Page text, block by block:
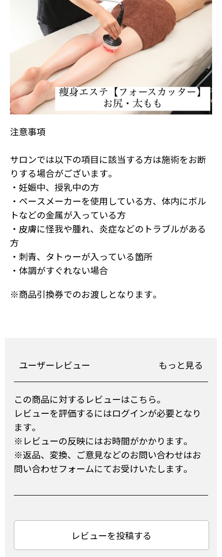
注意事項
サロンでは以下の項目に該当する方は施術をお断
りする場合がございます。
・妊娠中、授乳中の方
・ペースメーカーを使用している方、体内にボル
トなどの金属が入っている方
・皮膚に怪我や腫れ、炎症などのトラブルがある
方
・刺青、タトゥーが入っている箇所
・体調がすぐれない場合
※商品引換券でのお渡しとなります。
ユーザーレビュー もっと見る
この商品に対するレビューはこちら。
レビューを評価するにはログインが必要となり
ます。
※レビューの反映にはお時間がかかります。
※返品、変換、ご意見などのお問い合わせはお
問い合わせフォームにてお受けいたします。
レビューを投稿する